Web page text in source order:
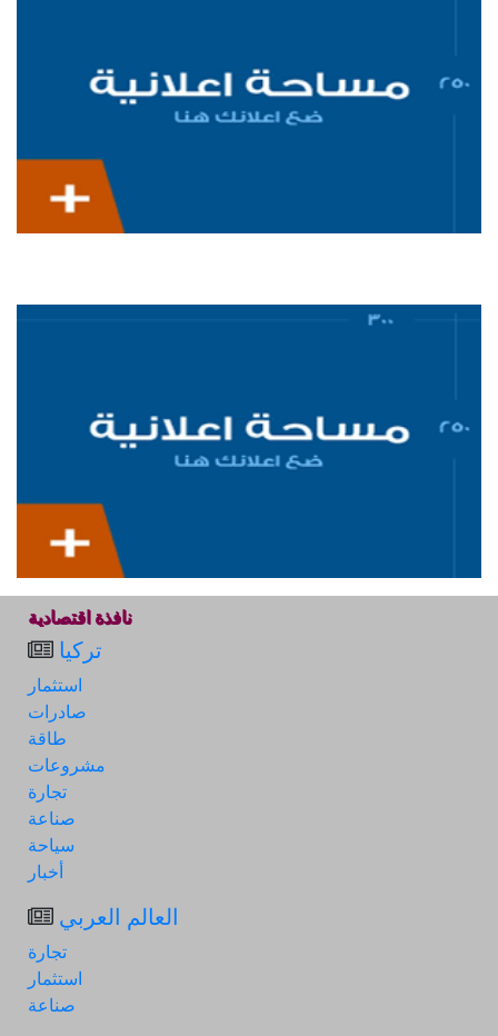
نافذة اقتصادية
تركيا
استثمار
صادرات
طاقة
مشروعات
تجارة
صناعة
سياحة
أخبار
العالم العربي
تجارة
استثمار
صناعة